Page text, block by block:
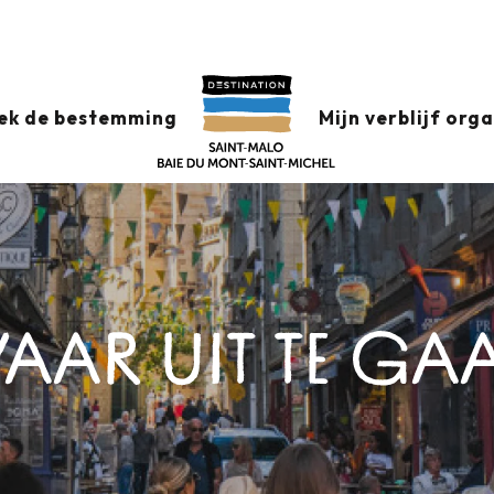
de bestemming Mijn verblijf
UIT TE